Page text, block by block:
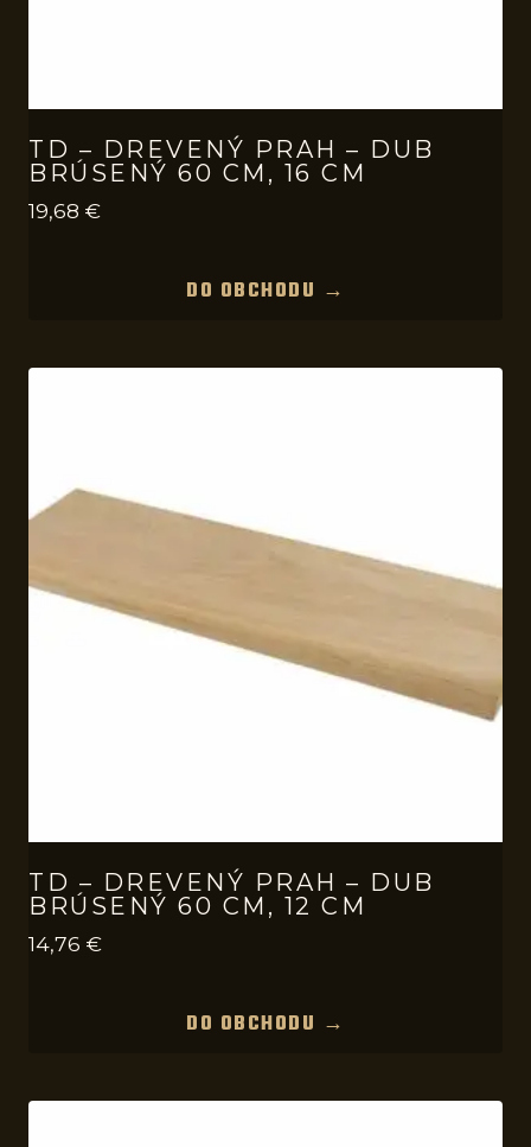
TD – DREVENÝ PRAH – DUB
BRÚSENÝ 60 CM, 16 CM
19,68 €
DO OBCHODU →
TD – DREVENÝ PRAH – DUB
BRÚSENÝ 60 CM, 12 CM
14,76 €
DO OBCHODU →